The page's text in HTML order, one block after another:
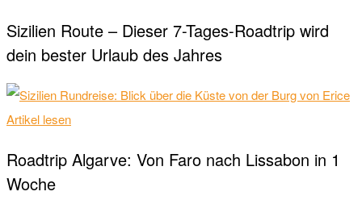
Sizilien Route – Dieser 7-Tages-Roadtrip wird
dein bester Urlaub des Jahres
Artikel lesen
Roadtrip Algarve: Von Faro nach Lissabon in 1
Woche